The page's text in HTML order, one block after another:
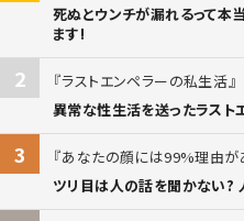
死ぬとウンチが漏れるって本
ます!
2
ラストエンペラーの私生活
異常な性生活を送ったラスト
3
あなたの顔には99%理由が
ツリ目は人の話を聞かない?